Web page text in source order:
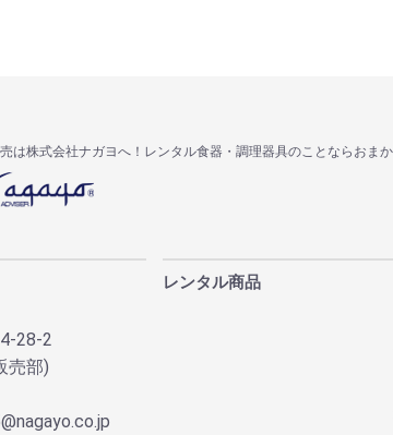
は株式会社ナガヨへ！レンタル食器・調理器具のことならおまか
28-2
売部)
レンタル商品